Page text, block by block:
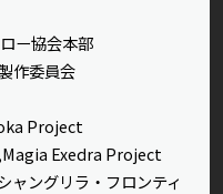
ー協会本部
作委員会
Project
Exedra Project
ングリラ・フロンティ